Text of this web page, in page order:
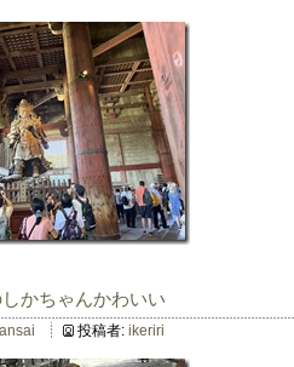
かちゃんかわいい
投稿者: ikeriri